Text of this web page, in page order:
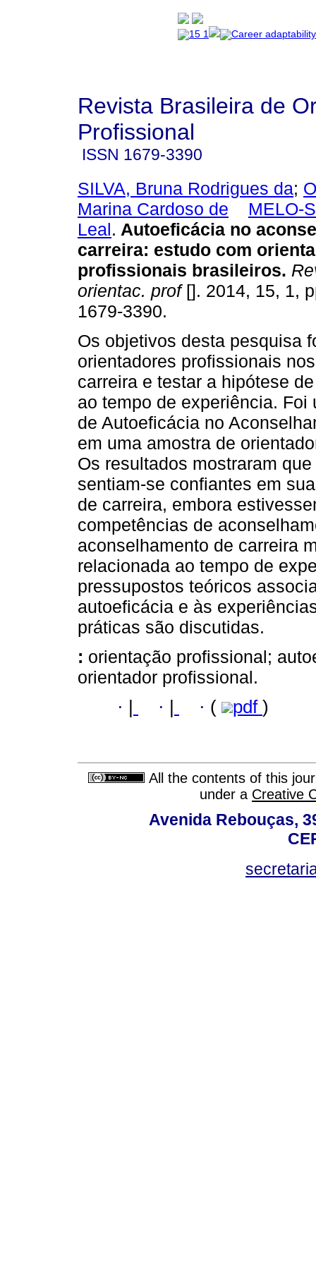
Revista Brasileira de
Profissional
ISSN 1679-3390
SILVA, Bruna Rodrigues da;
Marina Cardoso de
MELO-
Leal. Autoeficácia no
carreira: estudo com
profissionais brasileiros.
orientac. prof[]. 2014, 15, 1,
1679-3390.
Os objetivos desta pesquisa
orientadores profissionais
carreira e testar a hipótese
ao tempo de experiência.
de Autoeficácia no
em uma amostra de
Os resultados mostraram
sentiam-se confiantes em
de carreira, embora
competências de
aconselhamento de carreira
relacionada ao tempo de
pressupostos teóricos
autoeficácia e às
práticas são discutidas.
: orientação profissional;
orientador profissional.
· · · ( pdf )
All the contents of this
under a Creative
Avenida Rebouças,